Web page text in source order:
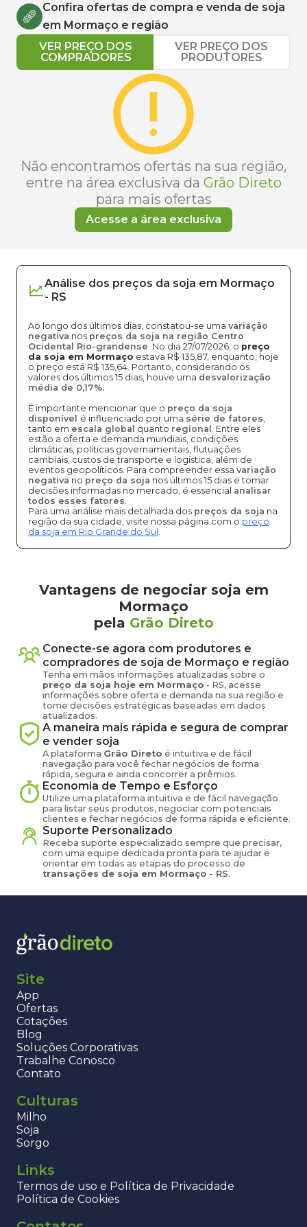
Confira ofertas de compra e venda de soja
em Mormaço e região
VER PREÇO DOS
COMPRADORES
VER PREÇO DOS
PRODUTORES
Não encontramos ofertas na sua região,
entre na área exclusiva da Grão Direto
para mais ofertas
Acesse a área exclusiva
Análise dos preços da soja em Mormaço
- RS
Ao longo dos últimos dias, constatou-se uma variação
negativa nos preços da soja na região Centro
Ocidental Rio-grandense. No dia 27/07/2026, o preço
da soja em Mormaço estava R$ 135,87, enquanto, hoje
o preço está R$ 135,64. Portanto, considerando os
valores dos últimos 15 dias, houve uma desvalorização
média de 0,17%.
É importante mencionar que o preço da soja
disponível é influenciado por uma série de fatores,
tanto em escala global quanto regional . Entre eles
estão a oferta e demanda mundiais, condições
climáticas, políticas governamentais, flutuações
cambiais, custos de transporte e logística, além de
eventos geopolíticos. Para compreender essa variação
negativa no preço da soja nos últimos 15 dias e tomar
decisões informadas no mercado, é essencial analisar
todos esses fatores.
Para uma análise mais detalhada dos preços da soja na
região da sua cidade, visite nossa página com o preço
da soja em Rio Grande do Sul .
Vantagens de negociar soja em
Mormaço
pela Grão Direto
Conecte-se agora com produtores e
compradores de soja de Mormaço e região
Tenha em mãos informações atualizadas sobre o
preço da soja hoje em Mormaço - RS, acesse
informações sobre oferta e demanda na sua região e
tome decisões estratégicas baseadas em dados
atualizados.
A maneira mais rápida e segura de comprar
e vender soja
A plataforma Grão Direto é intuitiva e de fácil
navegação para você fechar negócios de forma
rápida, segura e ainda concorrer a prêmios.
Economia de Tempo e Esforço
Utilize uma plataforma intuitiva e de fácil navegação
para listar seus produtos, negociar com potenciais
clientes e fechar negócios de forma rápida e eficiente.
Suporte Personalizado
Receba suporte especializado sempre que precisar,
com uma equipe dedicada pronta para te ajudar e
orientar em todas as etapas do processo de
transações de soja em Mormaço - RS.
Site
App
Ofertas
Cotações
Blog
Soluções Corporativas
Trabalhe Conosco
Contato
Culturas
Milho
Soja
Sorgo
Links
Termos de uso e Política de Privacidade
Política de Cookies